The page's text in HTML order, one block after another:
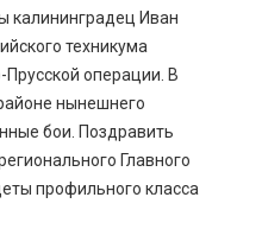
калининградец Иван
техникума
операции. В
нынешнего
бои. Поздравить
Главного
профильного класса